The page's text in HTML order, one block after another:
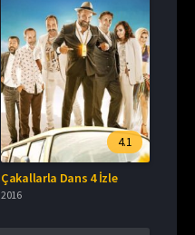
4.1
Çakallarla Dans 4 İzle
2016